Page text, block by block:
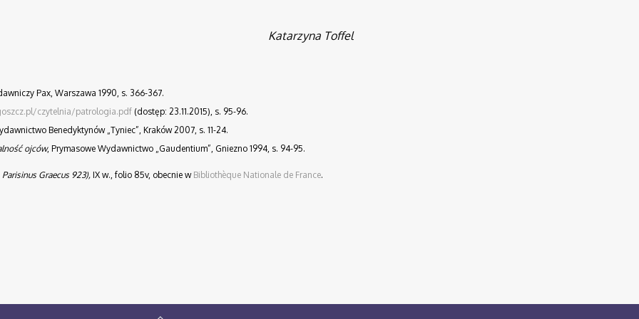
Katarzyna Toffel
Pax, Warszawa 1990, s. 366-367.
czytelnia/patrologia.pdf(dostęp: 23.11.2015), s. 95-96.
Benedyktynów „Tyniec”, Kraków 2007, s. 11-24.
ojców, Prymasowe Wydawnictwo „Gaudentium”, Gniezno 1994, s. 94-95.
Parisinus Graecus 923),IX w., folio 85v, obecnie w Bibliothèque Nationale de France.